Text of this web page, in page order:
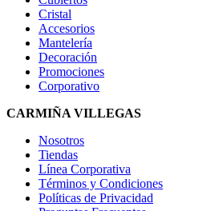
Cristal
Accesorios
Mantelería
Decoración
Promociones
Corporativo
CARMIÑA VILLEGAS
Nosotros
Tiendas
Línea Corporativa
Términos y Condiciones
Políticas de Privacidad